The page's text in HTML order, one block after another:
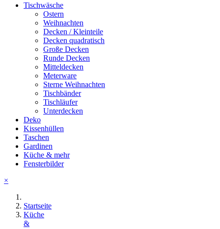
Tischwäsche
Ostern
Weihnachten
Decken / Kleinteile
Decken quadratisch
Große Decken
Runde Decken
Mitteldecken
Meterware
Sterne Weihnachten
Tischbänder
Tischläufer
Unterdecken
Deko
Kissenhüllen
Taschen
Gardinen
Küche & mehr
Fensterbilder
×
Startseite
Küche
&